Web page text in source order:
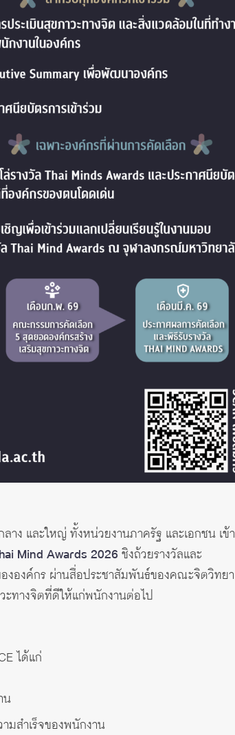
ง และใหญ่ ทั้งหน่วยงานภาครัฐ และเอกชน เข้า
Mind Awards 2026 ชิงถ้วยรางวัลและ
งองค์กร ผ่านสื่อประชาสัมพันธ์ของคณะจิตวิทยา
ะทางจิตที่ดีให้แก่พนักงานต่อไป
ได้แก่
น
มสำเร็จของพนักงาน